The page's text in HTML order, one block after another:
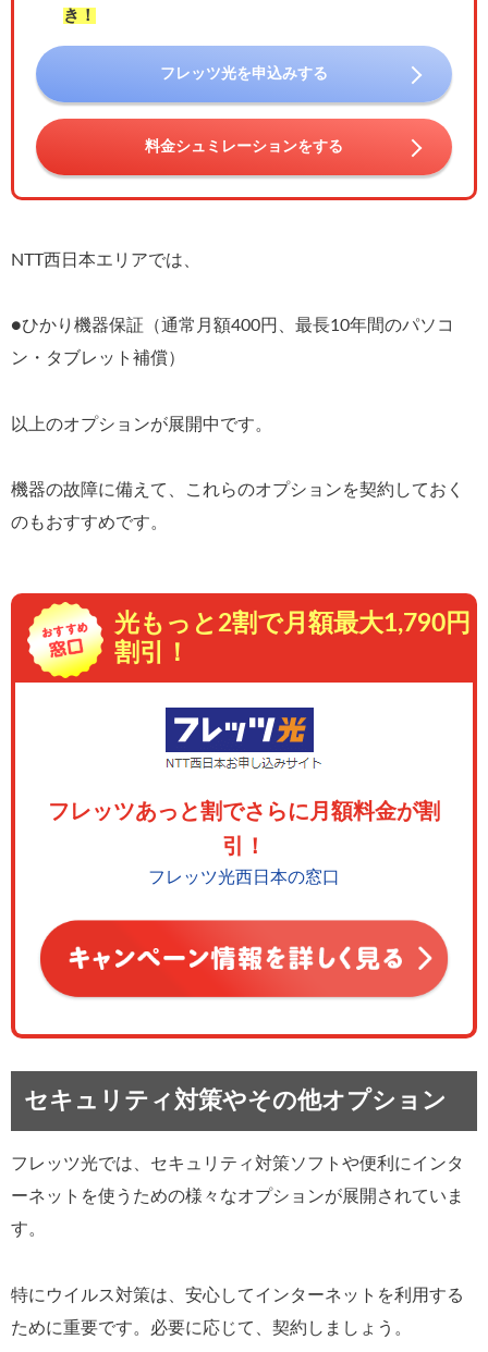
き！
フレッツ光を申込みする
料金シュミレーションをする
NTT西日本エリアでは、
●ひかり機器保証（通常月額400円、最長10年間のパソコ
ン・タブレット補償）
以上のオプションが展開中です。
機器の故障に備えて、これらのオプションを契約しておく
のもおすすめです。
光もっと2割で月額最大1,790円
割引！
フレッツあっと割でさらに月額料金が割
引！
フレッツ光西日本の窓口
セキュリティ対策やその他オプション
フレッツ光では、セキュリティ対策ソフトや便利にインタ
ーネットを使うための様々なオプションが展開されていま
す。
特にウイルス対策は、安心してインターネットを利用する
ために重要です。必要に応じて、契約しましょう。